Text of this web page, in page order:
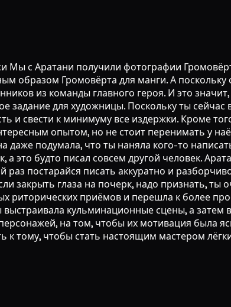
Мы с Аратани получили фотографии
образом Громовёрта для манги. А поскольку
из команды главного героя. И это
задание для художницы. Поскольку ты
и свести к минимуму все издержки. Кроме
опытом, но не стоит перенимать у
подумала, что ты наняла кого-то
а это будто писал совсем другой человек.
постарайся писать аккуратно и
закрыть глаза на почерк, надо признать, ты
риторических приёмов и перешла к более
кульминационные сцены, а
на том, чтобы их мотивация была
к тому, чтобы стать настоящим мастером